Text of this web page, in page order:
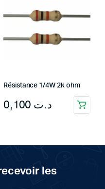
Résistance 1/4W 2k ohm
د.ت
les